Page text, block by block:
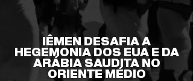
IÊMEN DESAFIA A
HEGEMONIA DOS EUA E DA
ARÁBIA SAUDITA NO
ORIENTE MÉDIO